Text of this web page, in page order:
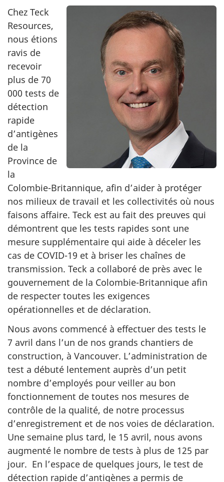
Chez Teck
Resources,
nous étions
ravis de
recevoir
plus de 70
000 tests de
détection
rapide
d’antigènes
de la
Province de
la
Colombie-Britannique, afin d’aider à protéger
nos milieux de travail et les collectivités où nous
faisons affaire. Teck est au fait des preuves qui
démontrent que les tests rapides sont une
mesure supplémentaire qui aide à déceler les
cas de COVID-19 et à briser les chaînes de
transmission. Teck a collaboré de près avec le
gouvernement de la Colombie-Britannique afin
de respecter toutes les exigences
opérationnelles et de déclaration.
Nous avons commencé à effectuer des tests le
7 avril dans l’un de nos grands chantiers de
construction, à Vancouver. L’administration de
test a débuté lentement auprès d’un petit
nombre d’employés pour veiller au bon
fonctionnement de toutes nos mesures de
contrôle de la qualité, de notre processus
d’enregistrement et de nos voies de déclaration.
Une semaine plus tard, le 15 avril, nous avons
augmenté le nombre de tests à plus de 125 par
jour. En l’espace de quelques jours, le test de
détection rapide d’antigènes a permis de